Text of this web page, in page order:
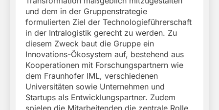
und dem in der Gruppenstrategie
formulierten Ziel der Technologieführerschaft
in der Intralogistik gerecht zu werden. Zu
diesem Zweck baut die Gruppe ein
Innovations-Ökosystem auf, bestehend aus
Kooperationen mit Forschungspartnern wie
dem Fraunhofer IML, verschiedenen
Universitäten sowie Unternehmen und
Startups als Entwicklungspartner. Zudem
spielen die Mitarbeitenden die zentrale Rolle